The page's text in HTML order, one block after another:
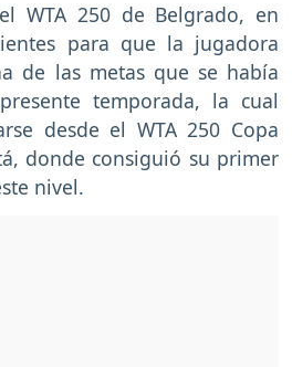
WTA 250 de Belgrado, en
para que la jugadora
de las metas que se había
temporada, la cual
desde el WTA 250 Copa
donde consiguió su primer
nivel.